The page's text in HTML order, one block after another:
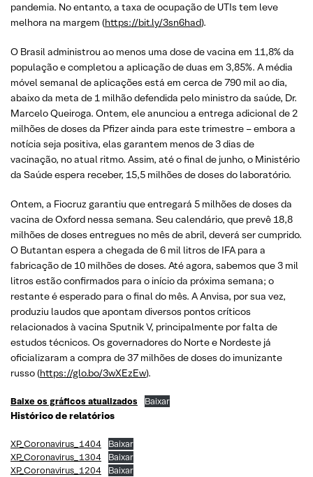
pandemia. No entanto, a taxa de ocupação de UTIs tem leve
melhora na margem (https://bit.ly/3sn6had).
O Brasil administrou ao menos uma dose de vacina em 11,8% da
população e completou a aplicação de duas em 3,85%. A média
móvel semanal de aplicações está em cerca de 790 mil ao dia,
abaixo da meta de 1 milhão defendida pelo ministro da saúde, Dr.
Marcelo Queiroga. Ontem, ele anunciou a entrega adicional de 2
milhões de doses da Pfizer ainda para este trimestre – embora a
notícia seja positiva, elas garantem menos de 3 dias de
vacinação, no atual ritmo. Assim, até o final de junho, o Ministério
da Saúde espera receber, 15,5 milhões de doses do laboratório.
Ontem, a Fiocruz garantiu que entregará 5 milhões de doses da
vacina de Oxford nessa semana. Seu calendário, que prevê 18,8
milhões de doses entregues no mês de abril, deverá ser cumprido.
O Butantan espera a chegada de 6 mil litros de IFA para a
fabricação de 10 milhões de doses. Até agora, sabemos que 3 mil
litros estão confirmados para o início da próxima semana; o
restante é esperado para o final do mês. A Anvisa, por sua vez,
produziu laudos que apontam diversos pontos críticos
relacionados à vacina Sputnik V, principalmente por falta de
estudos técnicos. Os governadores do Norte e Nordeste já
oficializaram a compra de 37 milhões de doses do imunizante
russo (https://glo.bo/3wXEzEw).
Baixe os gráficos atualizados Baixar
Histórico de relatórios
XP_Coronavirus_1404
Baixar
XP_Coronavirus_1304
Baixar
XP_Coronavirus_1204
Baixar